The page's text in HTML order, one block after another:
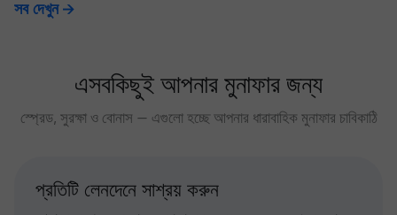
সব দেখুন
এসবকিছুই আপনার মুনাফার জন্য
স্প্রেড, সুরক্ষা ও বোনাস — এগুলো হচ্ছে আপনার ধারাবাহিক মুনাফার চাবিকাঠি
প্রতিটি লেনদেনে সাশ্রয় করুন